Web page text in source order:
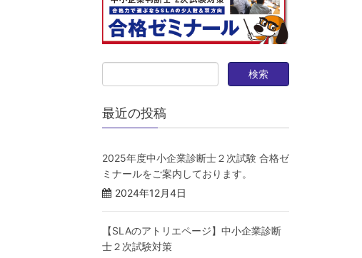
最近の投稿
2025年度中小企業診断士２次試験 合格ゼ
ミナールをご案内しております。
2024年12月4日
【SLAのアトリエページ】中小企業診断
士２次試験対策